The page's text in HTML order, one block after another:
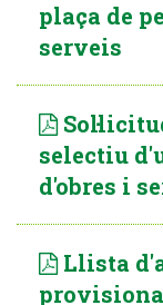
plaça de
serveis
selectiu
d'obres i
Llista